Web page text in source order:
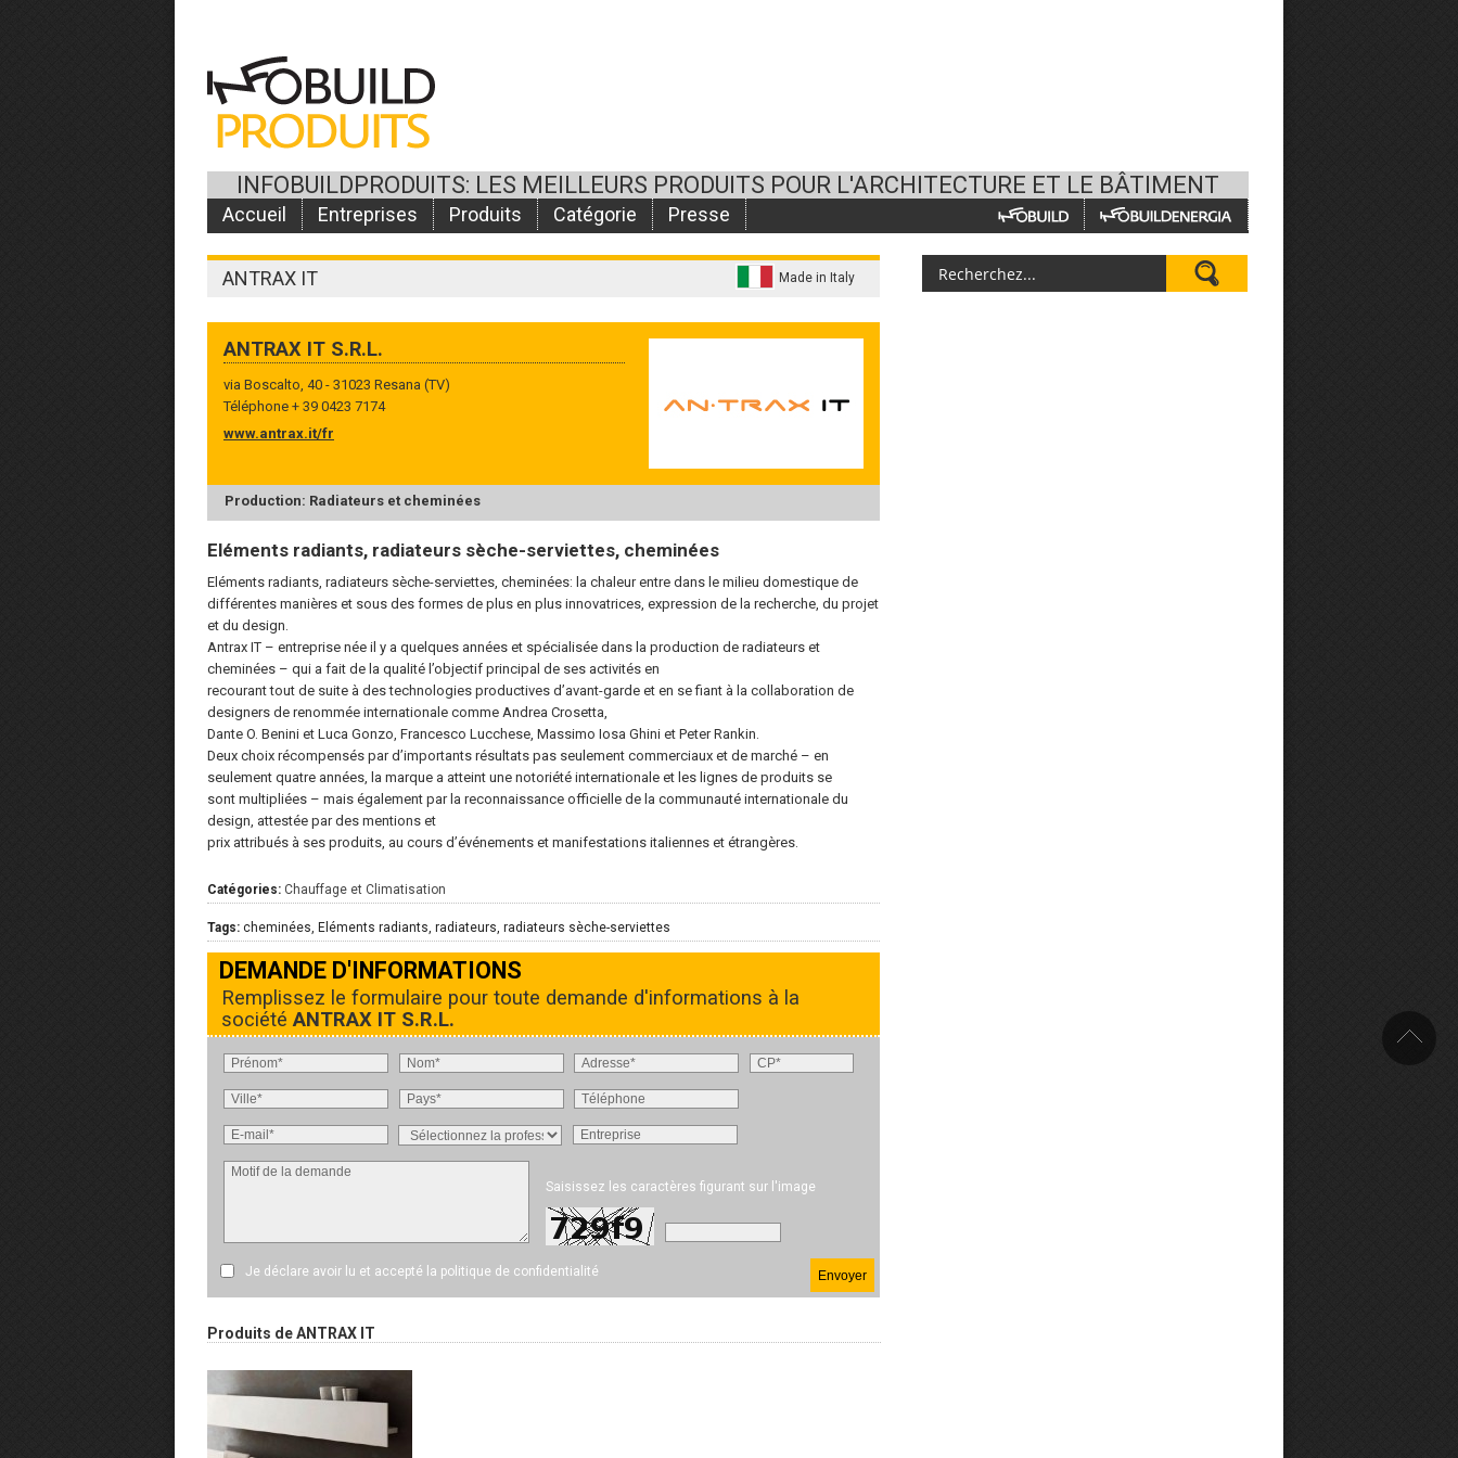
INFOBUILDPRODUITS: LES MEILLEURS PRODUITS POUR L'ARCHITECTURE ET LE BÂTIMENT
Accueil Entreprises Produits Catégorie Presse
ANTRAX IT Made in Italy
ANTRAX IT S.R.L.
via Boscalto, 40 - 31023 Resana (TV)
Téléphone + 39 0423 7174
www.antrax.it/fr
Production: Radiateurs et cheminées
Eléments radiants, radiateurs sèche-serviettes, cheminées
Eléments radiants, radiateurs sèche-serviettes, cheminées: la chaleur entre dans le milieu domestique de
différentes manières et sous des formes de plus en plus innovatrices, expression de la recherche, du projet
et du design.
Antrax IT – entreprise née il y a quelques années et spécialisée dans la production de radiateurs et
cheminées – qui a fait de la qualité l’objectif principal de ses activités en
recourant tout de suite à des technologies productives d’avant-garde et en se fiant à la collaboration de
designers de renommée internationale comme Andrea Crosetta,
Dante O. Benini et Luca Gonzo, Francesco Lucchese, Massimo Iosa Ghini et Peter Rankin.
Deux choix récompensés par d’importants résultats pas seulement commerciaux et de marché – en
seulement quatre années, la marque a atteint une notoriété internationale et les lignes de produits se
sont multipliées – mais également par la reconnaissance officielle de la communauté internationale du
design, attestée par des mentions et
prix attribués à ses produits, au cours d’événements et manifestations italiennes et étrangères.
Catégories: Chauffage et Climatisation
Tags: cheminées, Eléments radiants, radiateurs, radiateurs sèche-serviettes
DEMANDE D'INFORMATIONS
Remplissez le formulaire pour toute demande d'informations à la
société ANTRAX IT S.R.L.
Saisissez les caractères figurant sur l'image
Je déclare avoir lu et accepté la politique de confidentialité
Produits de ANTRAX IT